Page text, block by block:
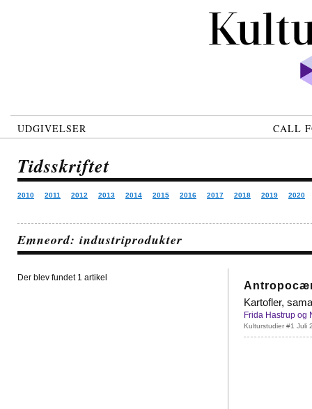
UDGIVELSER CALL
Tidsskriftet
2010 2011 2012 2013 2014 2015 2016 2017 2018 2019 2020
Emneord: industriprodukter
Der blev fundet 1 artikel
Kartofler,
Frida Hastrup og
Kulturstudier #1 Juli